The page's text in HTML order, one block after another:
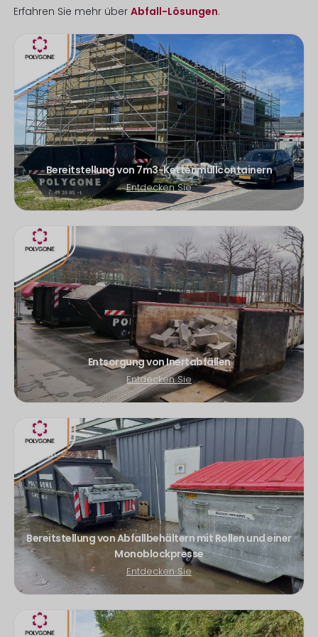
Erfahren Sie mehr über Abfall-Lösungen.
Bereitstellung von 7m3-Kettenmüllcontainern
Entdecken Sie
Entsorgung von Inertabfällen
Entdecken Sie
Bereitstellung von Abfallbehältern mit Rollen und einer
Monoblockpresse
Entdecken Sie